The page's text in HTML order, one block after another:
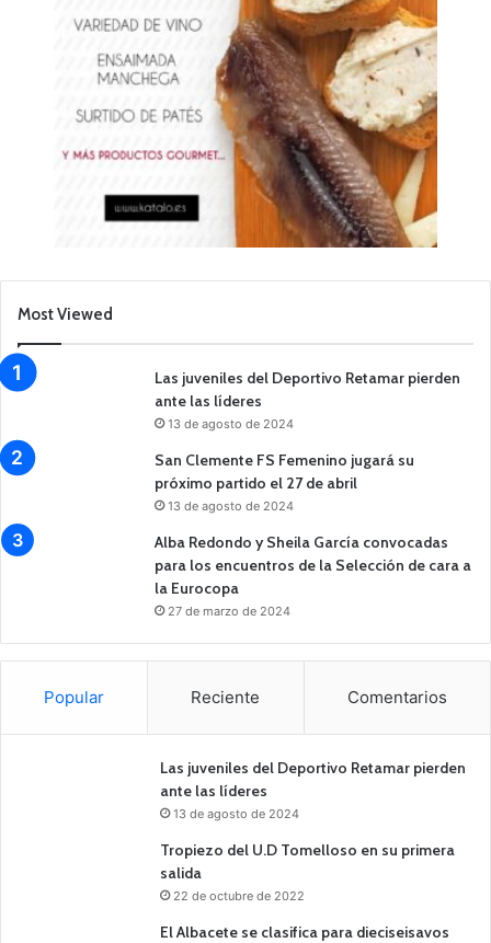
Most Viewed
Las juveniles del Deportivo Retamar pierden
ante las líderes
13 de agosto de 2024
San Clemente FS Femenino jugará su
próximo partido el 27 de abril
13 de agosto de 2024
Alba Redondo y Sheila García convocadas
para los encuentros de la Selección de cara a
la Eurocopa
27 de marzo de 2024
Popular Reciente Comentarios
Las juveniles del Deportivo Retamar pierden
ante las líderes
13 de agosto de 2024
Tropiezo del U.D Tomelloso en su primera
salida
22 de octubre de 2022
El Albacete se clasifica para dieciseisavos